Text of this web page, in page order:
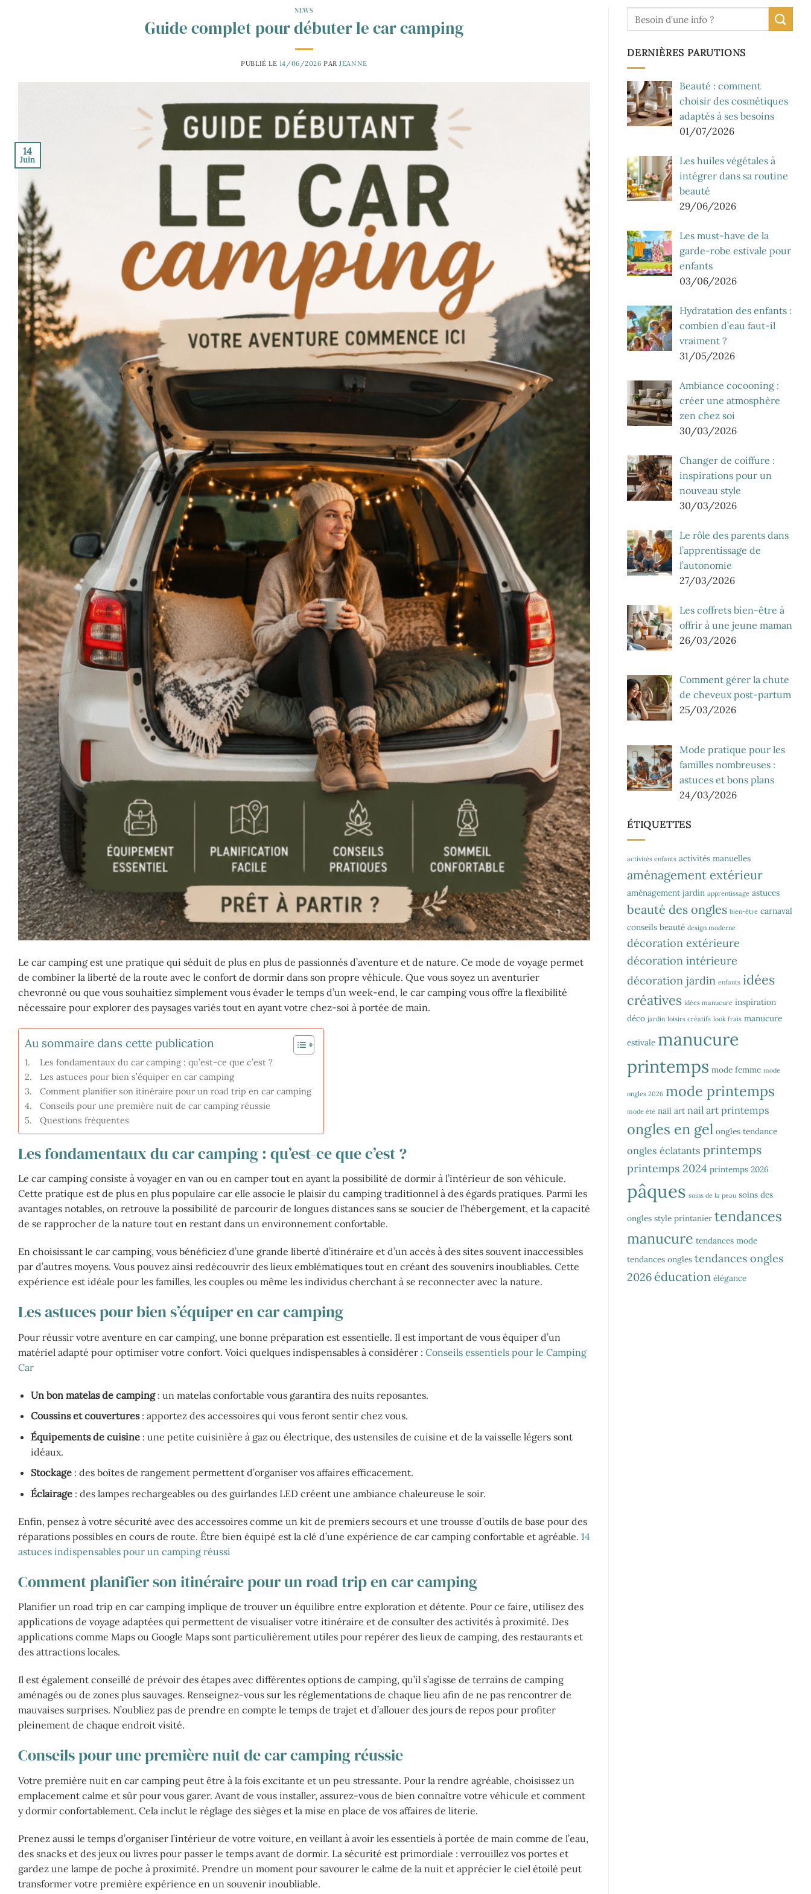
NEWS
Guide complet pour débuter le car camping
PUBLIÉ LE 14/06/2026 PAR JEANNE
14
Juin
Le car camping est une pratique qui séduit de plus en plus de passionnés d’aventure et de nature. Ce mode de voyage permet
de combiner la liberté de la route avec le confort de dormir dans son propre véhicule. Que vous soyez un aventurier
chevronné ou que vous souhaitiez simplement vous évader le temps d’un week-end, le car camping vous offre la flexibilité
nécessaire pour explorer des paysages variés tout en ayant votre chez-soi à portée de main.
Au sommaire dans cette publication
Les fondamentaux du car camping : qu’est-ce que c’est ?
Les astuces pour bien s’équiper en car camping
Comment planifier son itinéraire pour un road trip en car camping
Conseils pour une première nuit de car camping réussie
Questions fréquentes
Les fondamentaux du car camping : qu’est-ce que c’est ?
Le car camping consiste à voyager en van ou en camper tout en ayant la possibilité de dormir à l’intérieur de son véhicule.
Cette pratique est de plus en plus populaire car elle associe le plaisir du camping traditionnel à des égards pratiques. Parmi les
avantages notables, on retrouve la possibilité de parcourir de longues distances sans se soucier de l’hébergement, et la capacité
de se rapprocher de la nature tout en restant dans un environnement confortable.
En choisissant le car camping, vous bénéficiez d’une grande liberté d’itinéraire et d’un accès à des sites souvent inaccessibles
par d’autres moyens. Vous pouvez ainsi redécouvrir des lieux emblématiques tout en créant des souvenirs inoubliables. Cette
expérience est idéale pour les familles, les couples ou même les individus cherchant à se reconnecter avec la nature.
Les astuces pour bien s’équiper en car camping
Pour réussir votre aventure en car camping, une bonne préparation est essentielle. Il est important de vous équiper d’un
matériel adapté pour optimiser votre confort. Voici quelques indispensables à considérer : Conseils essentiels pour le Camping
Car
Un bon matelas de camping: un matelas confortable vous garantira des nuits reposantes.
Coussins et couvertures: apportez des accessoires qui vous feront sentir chez vous.
Équipements de cuisine: une petite cuisinière à gaz ou électrique, des ustensiles de cuisine et de la vaisselle légers sont
idéaux.
Stockage: des boîtes de rangement permettent d’organiser vos affaires efficacement.
Éclairage: des lampes rechargeables ou des guirlandes LED créent une ambiance chaleureuse le soir.
Enfin, pensez à votre sécurité avec des accessoires comme un kit de premiers secours et une trousse d’outils de base pour des
réparations possibles en cours de route. Être bien équipé est la clé d’une expérience de car camping confortable et agréable. 14
astuces indispensables pour un camping réussi
Comment planifier son itinéraire pour un road trip en car camping
Planifier un road trip en car camping implique de trouver un équilibre entre exploration et détente. Pour ce faire, utilisez des
applications de voyage adaptées qui permettent de visualiser votre itinéraire et de consulter des activités à proximité. Des
applications comme Maps ou Google Maps sont particulièrement utiles pour repérer des lieux de camping, des restaurants et
des attractions locales.
Il est également conseillé de prévoir des étapes avec différentes options de camping, qu’il s’agisse de terrains de camping
aménagés ou de zones plus sauvages. Renseignez-vous sur les réglementations de chaque lieu afin de ne pas rencontrer de
mauvaises surprises. N’oubliez pas de prendre en compte le temps de trajet et d’allouer des jours de repos pour profiter
pleinement de chaque endroit visité.
Conseils pour une première nuit de car camping réussie
Votre première nuit en car camping peut être à la fois excitante et un peu stressante. Pour la rendre agréable, choisissez un
emplacement calme et sûr pour vous garer. Avant de vous installer, assurez-vous de bien connaître votre véhicule et comment
y dormir confortablement. Cela inclut le réglage des sièges et la mise en place de vos affaires de literie.
Prenez aussi le temps d’organiser l’intérieur de votre voiture, en veillant à avoir les essentiels à portée de main comme de l’eau,
des snacks et des jeux ou livres pour passer le temps avant de dormir. La sécurité est primordiale : verrouillez vos portes et
gardez une lampe de poche à proximité. Prendre un moment pour savourer le calme de la nuit et apprécier le ciel étoilé peut
transformer votre première expérience en un souvenir inoubliable.
DERNIÈRES PARUTIONS
Beauté : comment
choisir des cosmétiques
adaptés à ses besoins
01/07/2026
Les huiles végétales à
intégrer dans sa routine
beauté
29/06/2026
Les must-have de la
garde-robe estivale pour
enfants
03/06/2026
Hydratation des enfants :
combien d’eau faut-il
vraiment ?
31/05/2026
Ambiance cocooning :
créer une atmosphère
zen chez soi
30/03/2026
Changer de coiffure :
inspirations pour un
nouveau style
30/03/2026
Le rôle des parents dans
l’apprentissage de
l’autonomie
27/03/2026
Les coffrets bien-être à
offrir à une jeune maman
26/03/2026
Comment gérer la chute
de cheveux post-partum
25/03/2026
Mode pratique pour les
familles nombreuses :
astuces et bons plans
24/03/2026
ÉTIQUETTES
activités enfants activités manuelles
aménagement extérieur
aménagement jardin apprentissage astuces
beauté des ongles bien-être carnaval
conseils beauté design moderne
décoration extérieure
décoration intérieure
décoration jardin enfants idées
créatives idées manucure inspiration
déco jardin loisirs créatifs look frais manucure
estivale manucure
printemps mode femme mode
ongles 2026 mode printemps
mode été nail art nail art printemps
ongles en gel ongles tendance
ongles éclatants printemps
printemps 2024 printemps 2026
pâques soins de la peau soins des
ongles style printanier tendances
manucure tendances mode
tendances ongles tendances ongles
2026 éducation élégance